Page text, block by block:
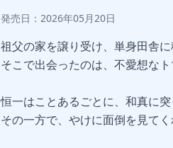
発売日：2026年05月20日
祖父の家を譲り受け、単身田舎に
そこで出会ったのは、不愛想なト
恒一はことあるごとに、和真に突
その一方で、やけに面倒を見て